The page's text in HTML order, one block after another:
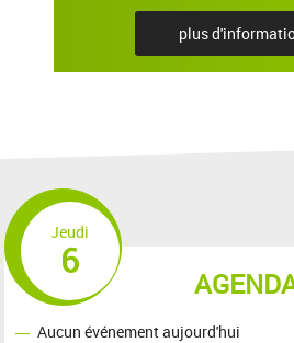
plus
Jeudi
6
Aucun événement aujourd'hui